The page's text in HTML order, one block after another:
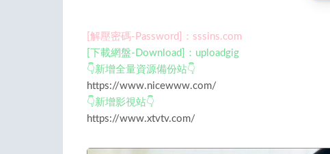
[解壓密碼-Password]：sssins.com
[下載網盤-Download]：uploadgig
👇新增全量資源備份站👇
https://www.nicewww.com/
👇新增影視站👇
https://www.xtvtv.com/